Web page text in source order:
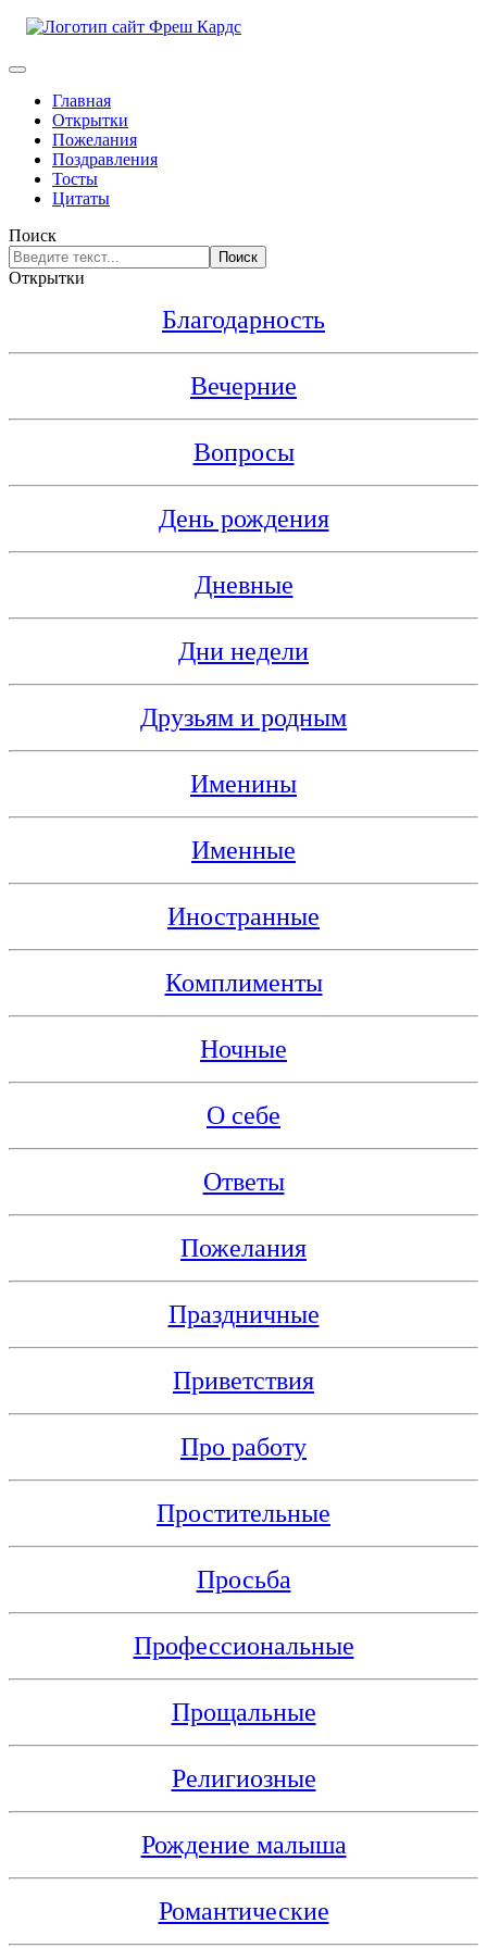
Главная
Открытки
Пожелания
Поздравления
Тосты
Цитаты
Поиск
Поиск
Открытки
Благодарность
Вечерние
Вопросы
День рождения
Дневные
Дни недели
Друзьям и родным
Именины
Именные
Иностранные
Комплименты
Ночные
О себе
Ответы
Пожелания
Праздничные
Приветствия
Про работу
Простительные
Просьба
Профессиональные
Прощальные
Религиозные
Рождение малыша
Романтические